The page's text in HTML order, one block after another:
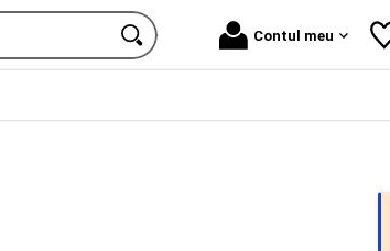
Contul meu